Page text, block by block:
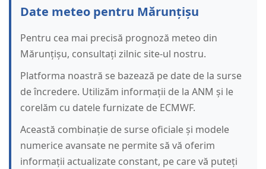
Date meteo pentru Mărunțișu
Pentru cea mai precisă prognoză meteo din
Mărunțișu, consultați zilnic site-ul nostru.
Platforma noastră se bazează pe date de la surse
de încredere. Utilizăm informații de la ANM și le
corelăm cu datele furnizate de ECMWF.
Această combinație de surse oficiale și modele
numerice avansate ne permite să vă oferim
informații actualizate constant, pe care vă puteți